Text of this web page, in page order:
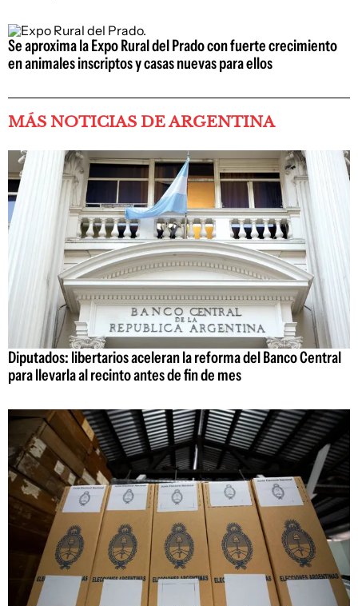
Se aproxima la Expo Rural del Prado con fuerte crecimiento
en animales inscriptos y casas nuevas para ellos
MÁS NOTICIAS DE ARGENTINA
Diputados: libertarios aceleran la reforma del Banco Central
para llevarla al recinto antes de fin de mes